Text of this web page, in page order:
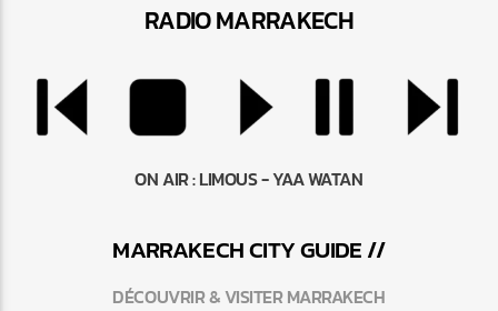
RADIO MARRAKECH
ON AIR :LIMOUS - YAA WATAN
MARRAKECHCITY GUIDE //
DÉCOUVRIR & VISITER MARRAKECH